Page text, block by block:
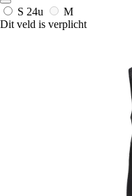
S 24u
M
Dit veld is verplicht